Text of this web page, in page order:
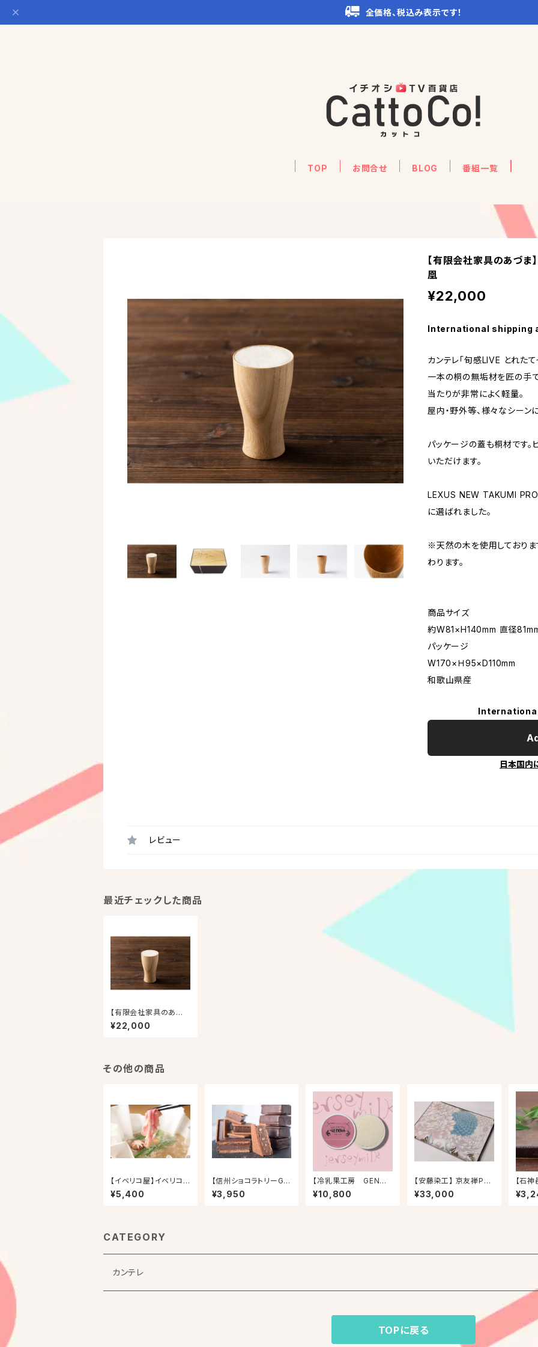
全価格、税込み表示です！
TOP お問合せ BLOG 番組一覧
【有限会社家具のあづま
凰
¥22,000
International shipping
カンテレ「旬感LIVE とれた
一本の桐の無垢材を匠の手
当たりが非常によく軽量。
屋内・野外等、様々なシーン
パッケージの蓋も桐材です。
いただけます。
LEXUS NEW TAKUMI
に選ばれました。
※天然の木を使用しており
わります。
商品サイズ
約W81×H140mm 直径
パッケージ
W170×Ｈ95×D110mm
和歌山県産
日本国内
レビュー
最近チェックした商品
【有限会社家具のあづ
ま】【MEMAMORU】桐
のビア杯 鳳凰
¥22,000
その他の商品
【イベリコ屋】イベリコ
豚コラーゲンしゃぶしゃ
ぶセット
¥5,400
【信州ショコラトリーGA
KU】 GAKUおまかせセ
ット(チョコサンド6個セ
¥3,950
【冷乳果工房 GENOV
A（ジェノバ）】ジェノバア
イス9個入り(ピスタチオ
¥10,800
【安藤染工】 京友禅PC
ケース
¥33,000
【石
合わ
くみそ
CATEGORY
カンテレ
TOPに戻る